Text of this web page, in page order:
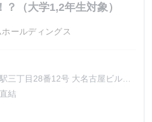
（大学1,2年生対象）
ールディングス
三丁目28番12号 大名古屋ビルヂ
結